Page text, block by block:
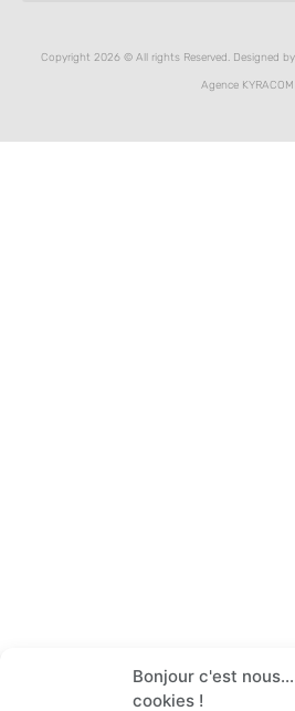
Bonjour c'est
cookies !
Copyright 2026 © All rights Reserved. Designed
Agence KYRACOM